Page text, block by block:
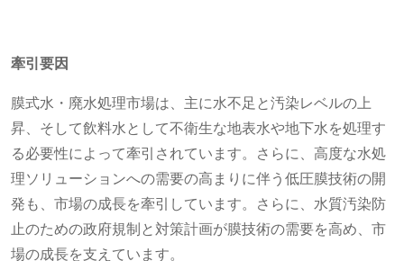
牽引要因
膜式水・廃水処理市場は、主に水不足と汚染レベルの上
昇、そして飲料水として不衛生な地表水や地下水を処理す
る必要性によって牽引されています。さらに、高度な水処
理ソリューションへの需要の高まりに伴う低圧膜技術の開
発も、市場の成長を牽引しています。さらに、水質汚染防
止のための政府規制と対策計画が膜技術の需要を高め、市
場の成長を支えています。